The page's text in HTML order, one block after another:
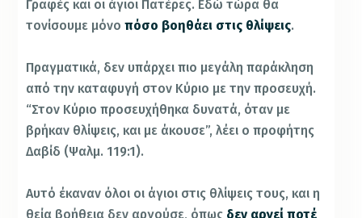
Γραφές και οι άγιοι Πατέρες. Εδώ τώρα θα
τονίσουμε μόνοπόσο βοηθάει στις θλίψεις.
Πραγματικά, δεν υπάρχει πιο μεγάλη παράκληση
από την καταφυγή στον Κύριο με την προσευχή.
“Στον Κύριο προσευχήθηκα δυνατά, όταν με
βρήκαν θλίψεις, και με άκουσε”, λέει ο προφήτης
Δαβίδ (Ψαλμ. 119:1).
Αυτό έκαναν όλοι οι άγιοι στις θλίψεις τους, και η
θεία βοήθεια δεν αργούσε, όπως δεν αργεί ποτέ